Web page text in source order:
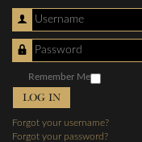
Username
Password
Remember Me
LOG IN
Forgot your username?
Forgot your password?